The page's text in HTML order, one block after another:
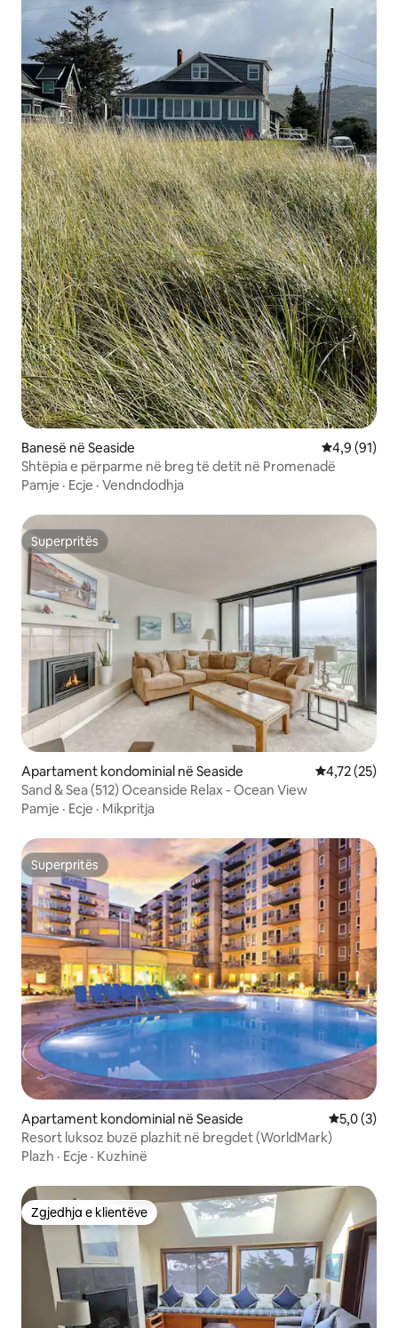
Banesë në Seaside Vlerësimi
4,9 (91)
Shtëpia e përparme në breg të detit në Promenadë
Pamje · Ecje · Vendndodhja
Superpritës
Superpritës
Apartament kondominial në Seaside Vlerësimi
4,72 (25)
Sand & Sea (512) Oceanside Relax - Ocean View
Pamje · Ecje · Mikpritja
Superpritës
Superpritës
Apartament kondominial në Seaside Vlerësimi
5,0 (3)
Resort luksoz buzë plazhit në bregdet (WorldMark)
Plazh · Ecje · Kuzhinë
Zgjedhja e klientëve
Zgjedhja e klientëve